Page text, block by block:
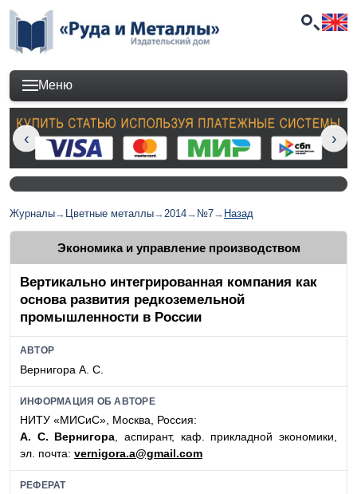
Меню
Журналы→ Цветные металлы→2014→ №7→ Назад
Экономика и управление производством
Вертикально интегрированная компания как
основа развития редкоземельной
промышленности в России
АВТОР
Вернигора А. С.
ИНФОРМАЦИЯ ОБ АВТОРЕ
НИТУ «МИСиС», Москва, Россия:
А. С. Вернигора , аспирант, каф. прикладной экономики,
эл. почта: vernigora.a@gmail.com
РЕФЕРАТ